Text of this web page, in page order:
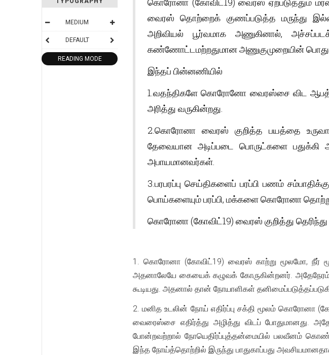
MEDIUM
DEFAULT
READING MODE
வைரஸ் தொற்றைக் குணப்படுத்த மருந்து
அறிவியல் பூர்வமாக அணுகினால்,
கண்ணோட்டமற்றதுமான அணுகுமுறையின்
இந்தப் பின்னணியில்
1.வதந்திகளே கொரோனோ வைரஸ்சை விட
அரித்து வருகின்றது.
2.கொரோனா வைரஸ் குறித்த பயத்தை
தேவையான அடிப்படை பொருட்களை பதுக்கி
அபாயமானவர்கள்.
3.பரபரப்பு செய்திகளைப் பரப்பி பணம்
பொய்களையும் பரப்பி, மக்களை கொரோனா
கொரோனா (கோவிட்19) வைரஸ் குறித்து
1. கொரோனா (கோவிட்19) வைரஸ் காற்று மூலமோ, நீர்
அதனாலேயே கையைக் கழுவக் கோருகின்றனர். அதேநேரம்
கூடியது. அதனால் தான் நோயாளிகள்
2. மனித உடலின் நோய் எதிர்ப்பு சக்தி மூலம் கொரோனா
வைரைஸ்சை எதிர்த்து அழித்து விடப் போதுமானது.
போன்றவற்றால் நோயெதிர்ப்புத்தன்மையில் பலவீனம்
இந்த நோய்த்தொற்றில் இருந்து பாதுகாப்பது